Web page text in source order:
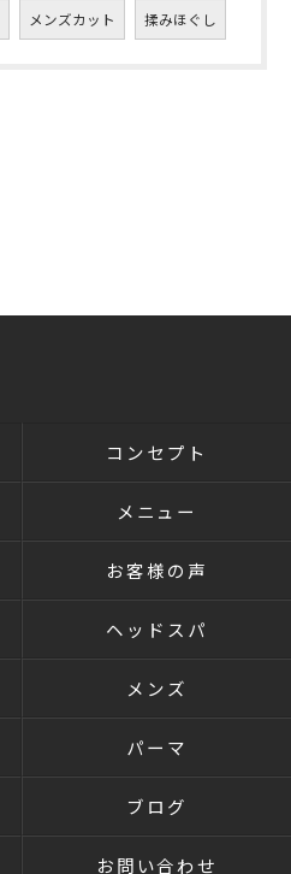
メンズカット 揉みほぐし
コンセプト
メニュー
お客様の声
ヘッドスパ
メンズ
パーマ
ブログ
お問い合わせ